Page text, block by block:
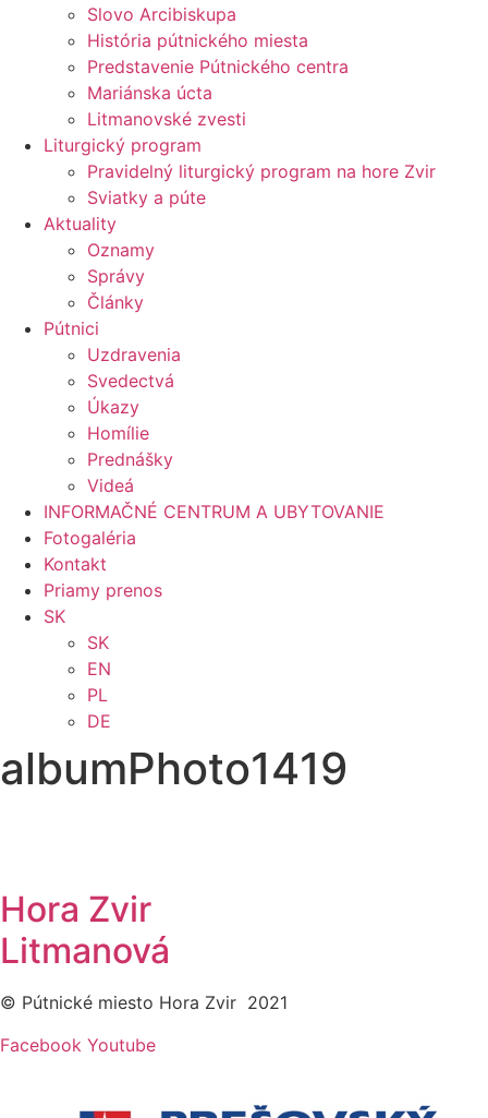
Slovo Arcibiskupa
História pútnického miesta
Predstavenie Pútnického centra
Mariánska úcta
Litmanovské zvesti
Liturgický program
Pravidelný liturgický program na hore Zvir
Sviatky a púte
Aktuality
Oznamy
Správy
Články
Pútnici
Uzdravenia
Svedectvá
Úkazy
Homílie
Prednášky
Videá
INFORMAČNÉ CENTRUM A UBYTOVANIE
Fotogaléria
Kontakt
Priamy prenos
SK
SK
EN
PL
DE
albumPhoto1419
Hora Zvir
Litmanová
© Pútnické miesto Hora Zvir 2021
Facebook Youtube